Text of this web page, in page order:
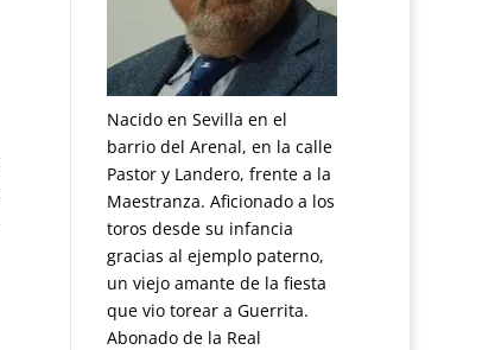
Nacido en Sevilla en el
barrio del Arenal, en la calle
Pastor y Landero, frente a la
Maestranza. Aficionado a los
toros desde su infancia
gracias al ejemplo paterno,
un viejo amante de la fiesta
que vio torear a Guerrita.
Abonado de la Real